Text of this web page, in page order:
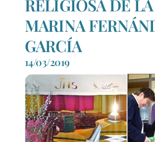
Notícies
Recursos
Contacte
RELIGIOSA DE
MARINA
GARCÍA
14/03/2019